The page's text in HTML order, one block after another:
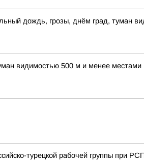
дождь, грозы, днём град, туман
видимостью 500 м и менее
турецкой рабочей группы при